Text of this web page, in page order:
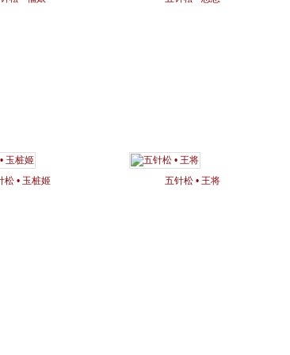
松 • 玉桩姬 五针松 • 王将